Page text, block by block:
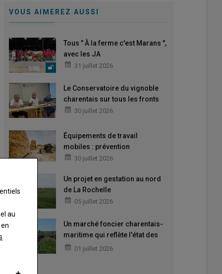
VOUS AIMEREZ AUSSI
Tous " À la ferme c'est Marans ",
avec les JA
31 juillet 2026
Le Conservatoire du vignoble
charentais sur tous les fronts
30 juillet 2026
Équipements de travail
mobiles : prévention
30 juillet 2026
Un projet en gestation au nord
de La Rochelle
05 juillet 2026
Un marché foncier charentais-
maritime qui reflète l'état des
filières01 juillet 2026
au